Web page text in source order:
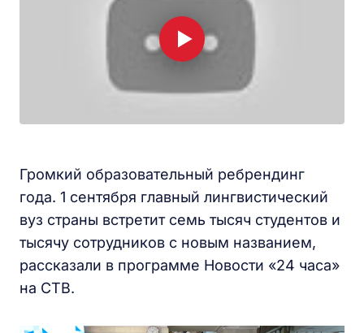
Громкий образовательный ребрендинг
года. 1 сентября главный лингвистический
вуз страны встретит семь тысяч студентов и
тысячу сотрудников с новым названием,
рассказали в программе Новости «24 часа»
на СТВ.